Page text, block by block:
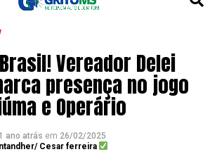
Vereador Delei
presença no jogo
e Operário
ano atrás em 26/02/2025
Cesar ferreira